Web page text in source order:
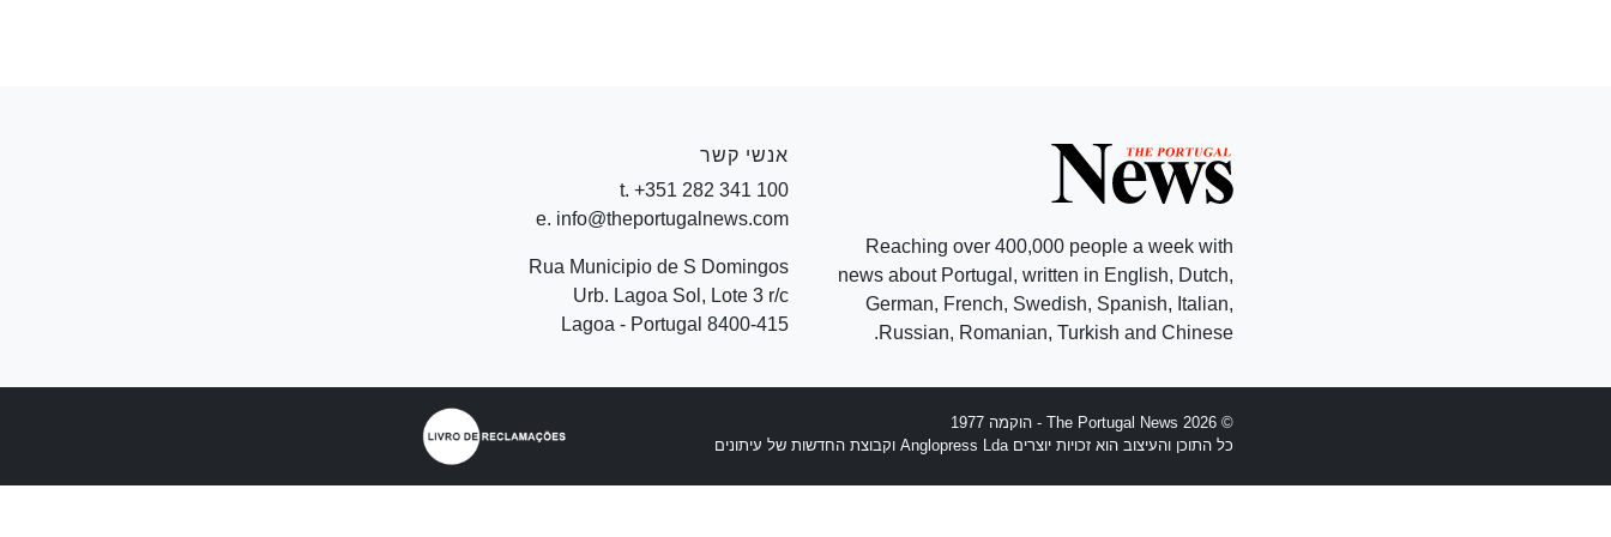
Reaching over 400,000 people a week with
news about Portugal, written in English, Dutch,
German, French, Swedish, Spanish, Italian,
Russian, Romanian, Turkish and Chinese.
אנשי קשר
t. +351 282 341 100
e. info@theportugalnews.com
Rua Municipio de S Domingos
Urb. Lagoa Sol, Lote 3 r/c
8400-415 Lagoa - Portugal
© 2026 The Portugal News - הוקמה 1977
כל התוכן והעיצוב הוא זכויות יוצרים Anglopress Lda וקבוצת החדשות של עיתונים